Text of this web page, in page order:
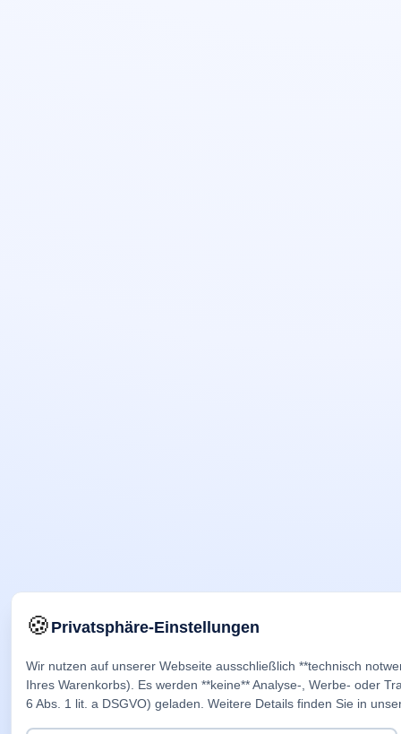
🍪Privatsphäre-Einstellungen
Wir nutzen auf unserer Webseite ausschließlich **technisch
Ihres Warenkorbs). Es werden **keine** Analyse-, Werbe- oder
6 Abs. 1 lit. a DSGVO) geladen. Weitere Details finden Sie in